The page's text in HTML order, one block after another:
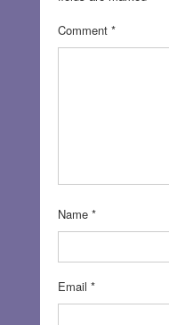
Comment *
Name *
Email *